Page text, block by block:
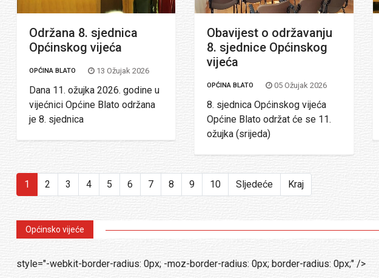
Održana 8. sjednica
Općinskog vijeća
OPĆINA BLATO 13 Ožujak 2026
Dana 11. ožujka 2026. godine u
vijećnici Općine Blato održana
je 8. sjednica
Obavijest o održavanju
8. sjednice Općinskog
vijeća
OPĆINA BLATO 05 Ožujak 2026
8. sjednica Općinskog vijeća
Općine Blato održat će se 11.
ožujka (srijeda)
1 2 3 4 5 6 7 8 9 10 Sljedeće Kraj
Općinsko vijeće
style="-webkit-border-radius: 0px; -moz-border-radius: 0px; border-radius: 0px;" />